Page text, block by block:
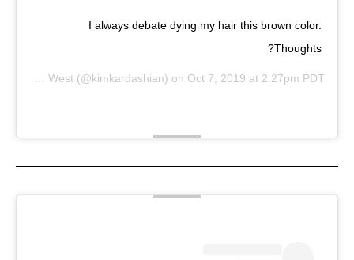
I always debate dying my hair this brown color.
Thoughts?
Kim Kardashian West (@kimkardashian) on Oct 7, 2019 at 2:27pm PDT